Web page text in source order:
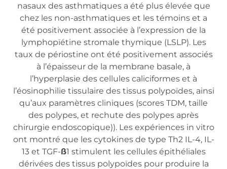
nasaux des asthmatiques a été plus élevée que
chez les non-asthmatiques et les témoins et a
été positivement associée à l’expression de la
lymphopïétine stromale thymique (LSLP). Les
taux de périostine ont été positivement associés
à l’épaisseur de la membrane basale, à
l’hyperplasie des cellules caliciformes et à
l’éosinophilie tissulaire des tissus polypoïdes, ainsi
qu’aux paramètres cliniques (scores TDM, taille
des polypes, et rechute des polypes après
chirurgie endoscopique)). Les expériences in vitro
ont montré que les cytokines de type Th2 IL-4, IL-
13 et TGF-ß1 stimulent les cellules épithéliales
dérivées des tissus polypoïdes pour produire la